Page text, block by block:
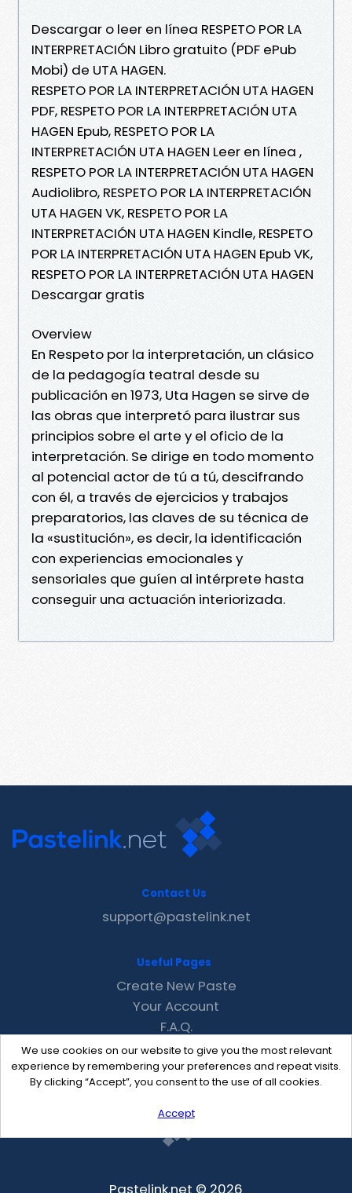
Descargar o leer en línea RESPETO POR LA
INTERPRETACIÓN Libro gratuito (PDF ePub
Mobi) de UTA HAGEN.
RESPETO POR LA INTERPRETACIÓN UTA HAGEN
PDF, RESPETO POR LA INTERPRETACIÓN UTA
HAGEN Epub, RESPETO POR LA
INTERPRETACIÓN UTA HAGEN Leer en línea ,
RESPETO POR LA INTERPRETACIÓN UTA HAGEN
Audiolibro, RESPETO POR LA INTERPRETACIÓN
UTA HAGEN VK, RESPETO POR LA
INTERPRETACIÓN UTA HAGEN Kindle, RESPETO
POR LA INTERPRETACIÓN UTA HAGEN Epub VK,
RESPETO POR LA INTERPRETACIÓN UTA HAGEN
Descargar gratis
Overview
En Respeto por la interpretación, un clásico
de la pedagogía teatral desde su
publicación en 1973, Uta Hagen se sirve de
las obras que interpretó para ilustrar sus
principios sobre el arte y el oficio de la
interpretación. Se dirige en todo momento
al potencial actor de tú a tú, descifrando
con él, a través de ejercicios y trabajos
preparatorios, las claves de su técnica de
la «sustitución», es decir, la identificación
con experiencias emocionales y
sensoriales que guíen al intérprete hasta
conseguir una actuación interiorizada.
We use cookies on our website to give you the most relevant
experience by remembering your preferences and repeat visits.
By clicking “Accept”, you consent to the use of all cookies.
Accept
Contact Us
support@pastelink.net
Useful Pages
Create New Paste
Your Account
F.A.Q.
Recent
Contact
Pastelink.net © 2026